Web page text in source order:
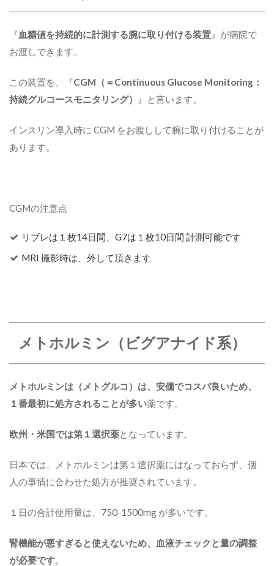
『血糖値を持続的に計測する腕に取り付ける装置 』が病院で
お渡しできます。
この装置を、『CGM（＝Continuous Glucose Monitoring：
持続グルコースモニタリング）
』と言います。
インスリン導入時に CGM をお渡しして腕に取り付けることが
あります。
CGMの注意点
リブレは１枚14日間、G7は１枚10日間 計測可能です
MRI 撮影時は、外して頂きます
メトホルミン（ビグアナイド系）
メトホルミンは（メトグルコ）は、安価でコスパ良いため、
１番最初に処方されることが多い薬です。
欧州・米国では第１選択薬となっています。
日本では、メトホルミンは第１選択薬にはなっておらず、個
人の事情に合わせた処方が推奨されています。
１日の合計使用量は、750-1500mg が多いです。
腎機能が悪すぎると使えないため、血液チェックと量の調整
が必要です